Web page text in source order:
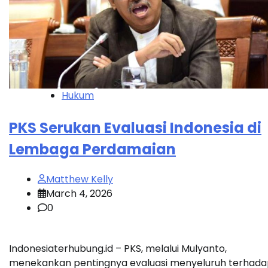
Hukum
PKS Serukan Evaluasi Indonesia di
Lembaga Perdamaian
Matthew Kelly
March 4, 2026
0
Indonesiaterhubung.id – PKS, melalui Mulyanto,
menekankan pentingnya evaluasi menyeluruh